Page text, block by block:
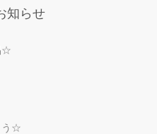
知らせ
☆
う☆